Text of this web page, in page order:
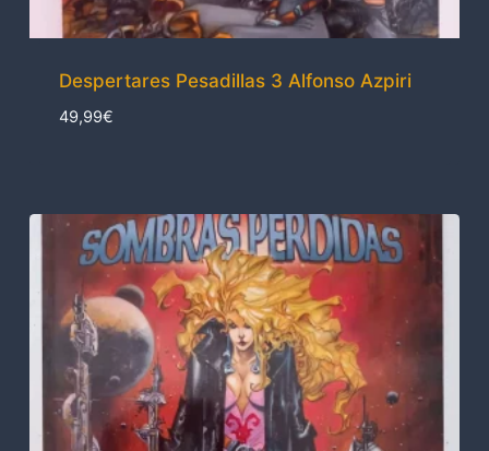
Despertares Pesadillas 3 Alfonso Azpiri
49,99€